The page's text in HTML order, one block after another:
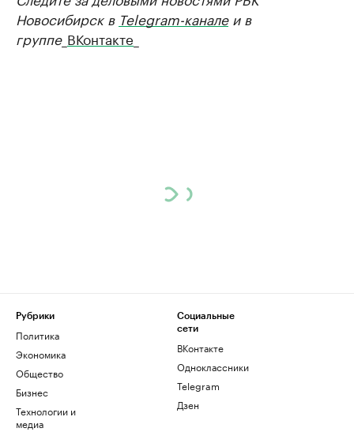
Новосибирск в Telegram-каналеи в
группе_ ВКонтакте
Рубрики
Политика
Экономика
Общество
Бизнес
Технологии и
медиа
Социальные
сети
ВКонтакте
Одноклассники
Telegram
Дзен